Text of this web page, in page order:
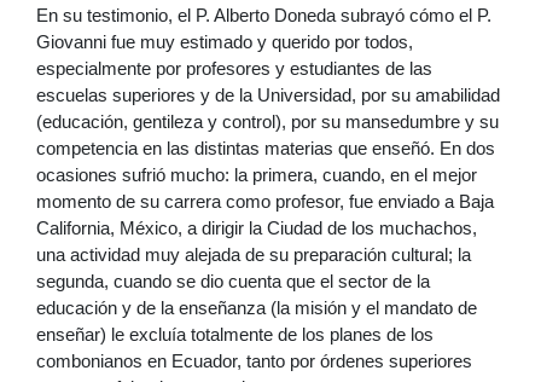
En su testimonio, el P. Alberto Doneda subrayó cómo el P.
Giovanni fue muy estimado y querido por todos,
especialmente por profesores y estudiantes de las
escuelas superiores y de la Universidad, por su amabilidad
(educación, gentileza y control), por su mansedumbre y su
competencia en las distintas materias que enseñó. En dos
ocasiones sufrió mucho: la primera, cuando, en el mejor
momento de su carrera como profesor, fue enviado a Baja
California, México, a dirigir la Ciudad de los muchachos,
una actividad muy alejada de su preparación cultural; la
segunda, cuando se dio cuenta que el sector de la
educación y de la enseñanza (la misión y el mandato de
enseñar) le excluía totalmente de los planes de los
combonianos en Ecuador, tanto por órdenes superiores